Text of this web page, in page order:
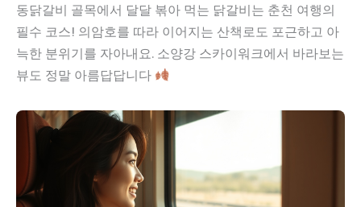
동닭갈비 골목에서 달달 볶아 먹는 닭갈비는 춘천 여행의
필수 코스! 의암호를 따라 이어지는 산책로도 포근하고 아
늑한 분위기를 자아내요. 소양강 스카이워크에서 바라보는
뷰도 정말 아름답답니다